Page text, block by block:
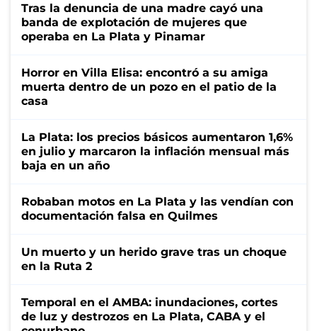
Tras la denuncia de una madre cayó una
banda de explotación de mujeres que
operaba en La Plata y Pinamar
Horror en Villa Elisa: encontró a su amiga
muerta dentro de un pozo en el patio de la
casa
La Plata: los precios básicos aumentaron 1,6%
en julio y marcaron la inflación mensual más
baja en un año
Robaban motos en La Plata y las vendían con
documentación falsa en Quilmes
Un muerto y un herido grave tras un choque
en la Ruta 2
Temporal en el AMBA: inundaciones, cortes
de luz y destrozos en La Plata, CABA y el